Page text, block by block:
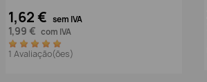
1,62 € sem IVA
1,99 € com IVA
1 Avaliação(ões)